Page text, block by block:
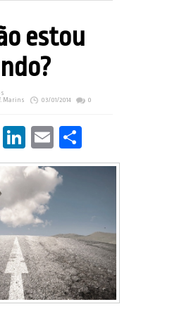
estou
Marins 03/01/2014
0
Twitter
LinkedIn
Email